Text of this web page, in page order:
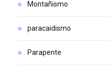
Montañismo
paracaidismo
Parapente